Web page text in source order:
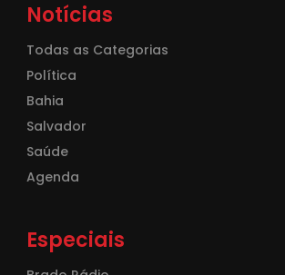
Notícias
Todas as Categorias
Política
Bahia
Salvador
Saúde
Agenda
Especiais